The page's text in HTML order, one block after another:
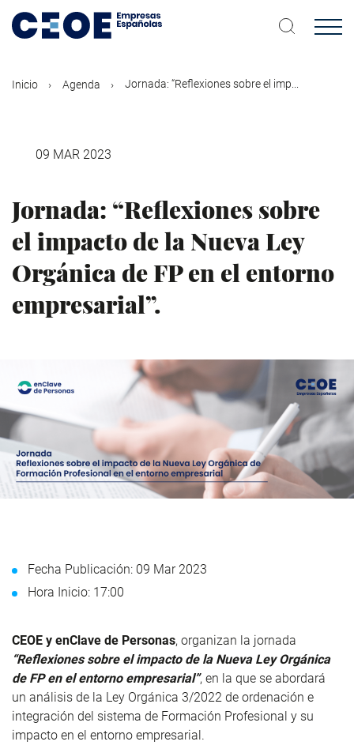
contenido
Inicio Agenda Jornada: “Reflexiones sobre el imp...
09 MAR 2023
Jornada: “Reflexiones sobre
el impacto de la Nueva Ley
Orgánica de FP en el entorno
empresarial”.
Fecha Publicación: 09 Mar 2023
Hora Inicio: 17:00
CEOE y enClave de Personas, organizan la jornada
“Reflexiones sobre el impacto de la Nueva Ley Orgánica
de FP en el entorno empresarial”, en la que se abordará
un análisis de la Ley Orgánica 3/2022 de ordenación e
integración del sistema de Formación Profesional y su
impacto en el entorno empresarial.